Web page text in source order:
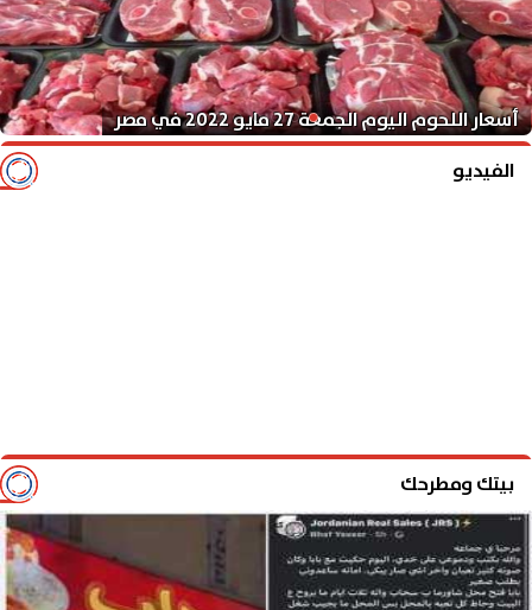
أسعار اللحوم اليوم الجمعة 27 مايو 2022 في مصر
الفيديو
بيتك ومطرحك